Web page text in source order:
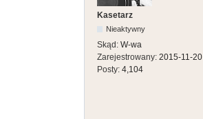
Kasetarz
Nieaktywny
Skąd: W-wa
Zarejestrowany: 2015-11-20
Posty: 4,104